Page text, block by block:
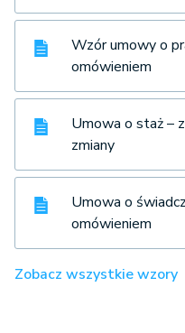
Wzór umowy o
omówieniem
Umowa o staż –
zmiany
Umowa o
omówieniem
Zobacz wszystkie wzory